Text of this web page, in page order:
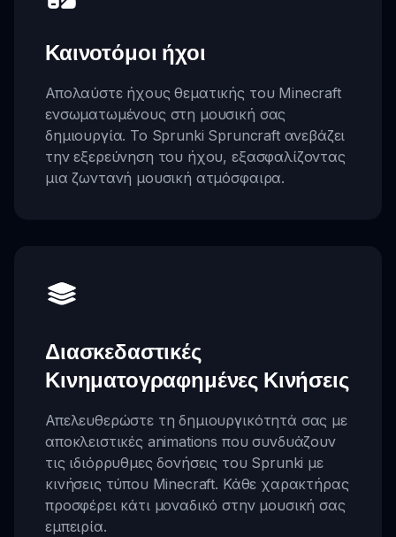
Καινοτόμοι ήχοι
Απολαύστε ήχους θεματικής του Minecraft
ενσωματωμένους στη μουσική σας
δημιουργία. Το Sprunki Spruncraft ανεβάζει
την εξερεύνηση του ήχου, εξασφαλίζοντας
μια ζωντανή μουσική ατμόσφαιρα.
Διασκεδαστικές
Κινηματογραφημένες Κινήσεις
Απελευθερώστε τη δημιουργικότητά σας με
αποκλειστικές animations που συνδυάζουν
τις ιδιόρρυθμες δονήσεις του Sprunki με
κινήσεις τύπου Minecraft. Κάθε χαρακτήρας
προσφέρει κάτι μοναδικό στην μουσική σας
εμπειρία.